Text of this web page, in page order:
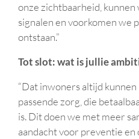
onze zichtbaarheid,
signalen en voorkomen we
ontstaan.”
Tot slot: wat is jullie
“Dat inwoners altijd
passende zorg, die
is. Dit doen we met meer
aandacht voor preventie